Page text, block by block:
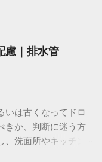
慮｜排水管
いは古くなってドロ
きか、判断に迷う方
洗面所やキッチン